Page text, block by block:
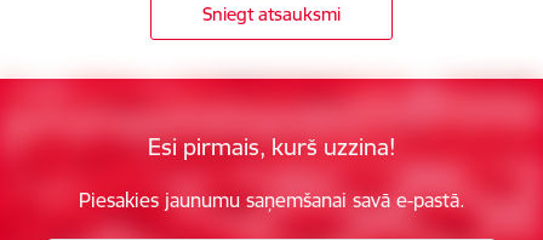
Sniegt atsauksmi
Esi pirmais, kurš uzzina!
Piesakies jaunumu saņemšanai savā e-pastā.